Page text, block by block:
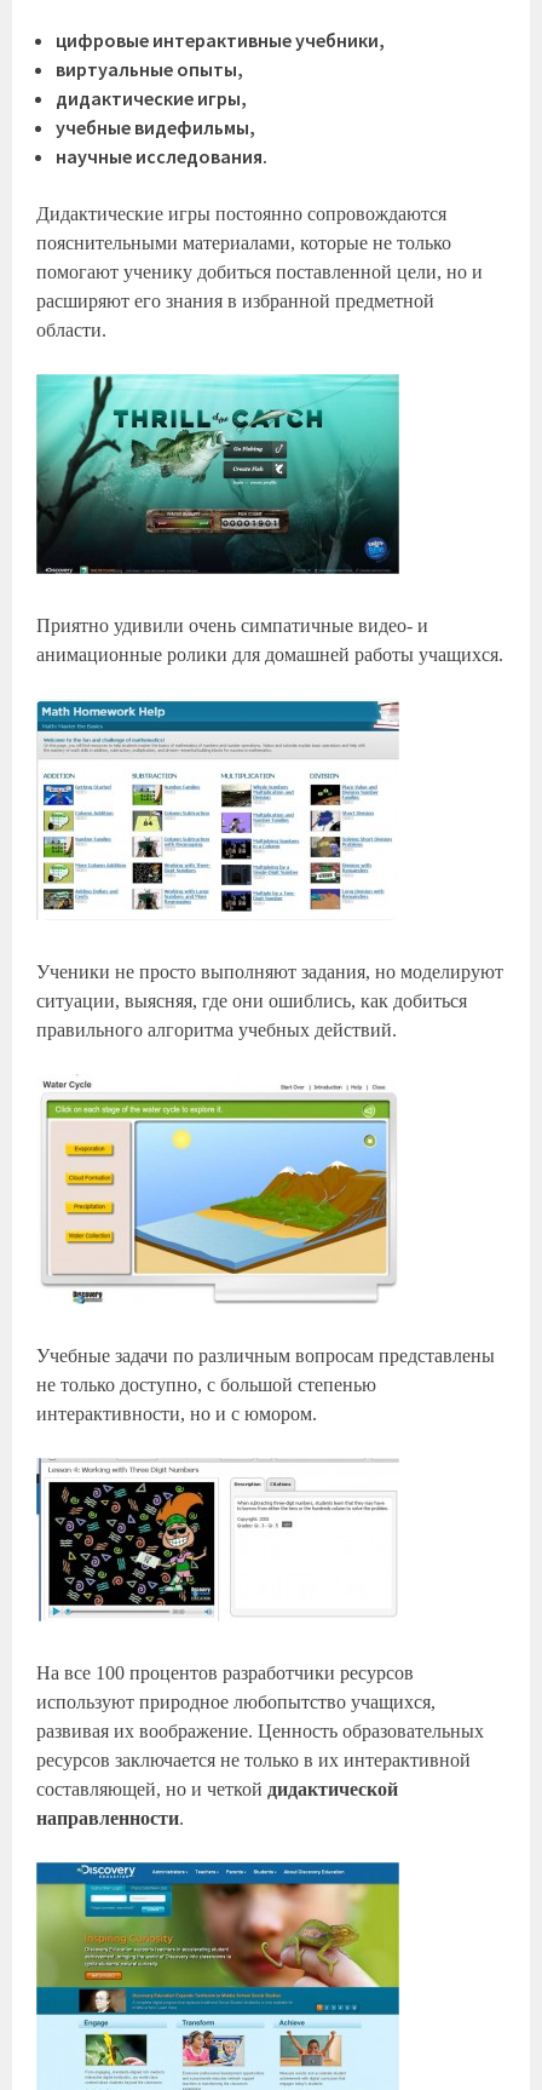
цифровые интерактивные учебники,
виртуальные опыты,
дидактические игры,
учебные видефильмы,
научные исследования.
Дидактические игры постоянно сопровождаются
пояснительными материалами, которые не только
помогают ученику добиться поставленной цели, но и
расширяют его знания в избранной предметной
области.
Приятно удивили очень симпатичные видео- и
анимационные ролики для домашней работы учащихся.
Ученики не просто выполняют задания, но моделируют
ситуации, выясняя, где они ошиблись, как добиться
правильного алгоритма учебных действий.
Учебные задачи по различным вопросам представлены
не только доступно, с большой степенью
интерактивности, но и с юмором.
На все 100 процентов разработчики ресурсов
используют природное любопытство учащихся,
развивая их воображение. Ценность образовательных
ресурсов заключается не только в их интерактивной
составляющей, но и четкой дидактической
направленности.